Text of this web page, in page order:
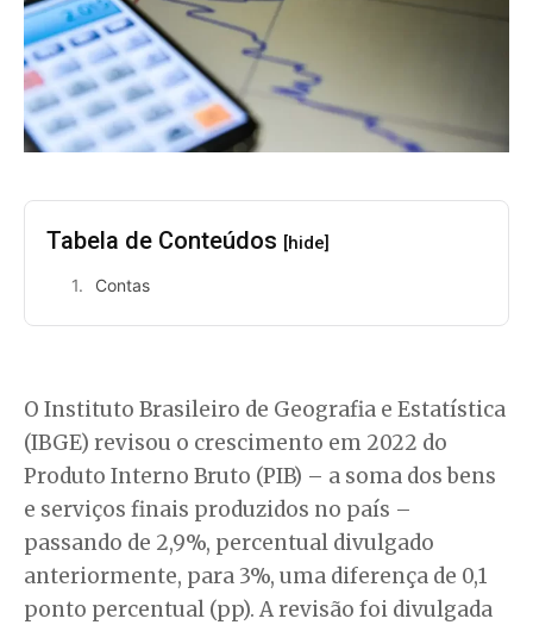
Tabela de Conteúdos [hide]
Contas
O Instituto Brasileiro de Geografia e Estatística
(IBGE) revisou o crescimento em 2022 do
Produto Interno Bruto (PIB) – a soma dos bens
e serviços finais produzidos no país –
passando de 2,9%, percentual divulgado
anteriormente, para 3%, uma diferença de 0,1
ponto percentual (pp). A revisão foi divulgada